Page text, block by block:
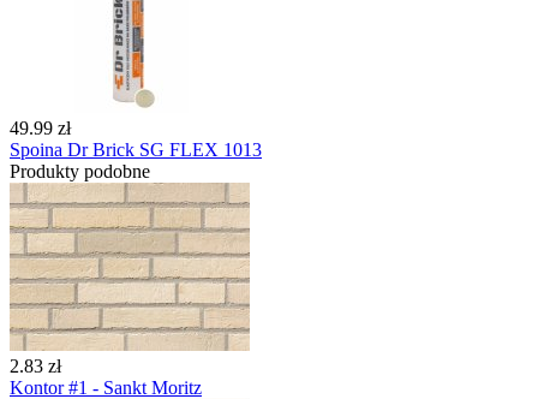
49.99 zł
Spoina Dr Brick SG FLEX 1013
Produkty podobne
2.83 zł
Kontor #1 - Sankt Moritz